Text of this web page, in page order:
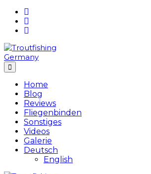
Skip
content
Home
Blog
Reviews
Fliegenbinden
Sonstiges
Videos
Galerie
Deutsch
English